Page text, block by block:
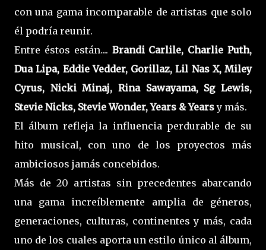
con una gama incomparable de artistas que solo
él podría reunir.
Entre éstos están.... Brandi Carlile, Charlie Puth,
Dua Lipa, Eddie Vedder, Gorillaz, Lil Nas X, Miley
Cyrus, Nicki Minaj, Rina Sawayama, Sg Lewis,
Stevie Nicks, Stevie Wonder, Years & Yearsy más.
El álbum refleja la influencia perdurable de su
hito musical, con uno de los proyectos más
ambiciosos jamás concebidos.
Más de 20 artistas sin precedentes abarcando
una gama increíblemente amplia de géneros,
generaciones, culturas, continentes y más, cada
uno de los cuales aporta un estilo único al álbum,